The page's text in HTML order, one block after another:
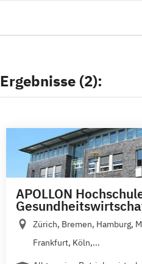
Ergebnisse (2):
APOLLON
Zürich, Bremen, Hamburg,
Frankfurt, Köln,...